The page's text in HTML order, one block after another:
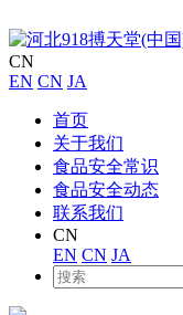
CN
EN CN JA
首页
关于我们
食品安全常识
食品安全动态
联系我们
CN
EN CN JA